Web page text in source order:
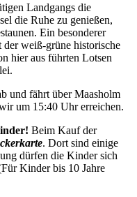
Landgangs die
die Ruhe zu genießen,
Ein besonderer
weiß-grüne historische
hier aus führten Lotsen
und fährt über Maasholm
um 15:40 Uhr erreichen.
Beim Kauf der
. Dort sind einige
dürfen die Kinder sich
Kinder bis 10 Jahre